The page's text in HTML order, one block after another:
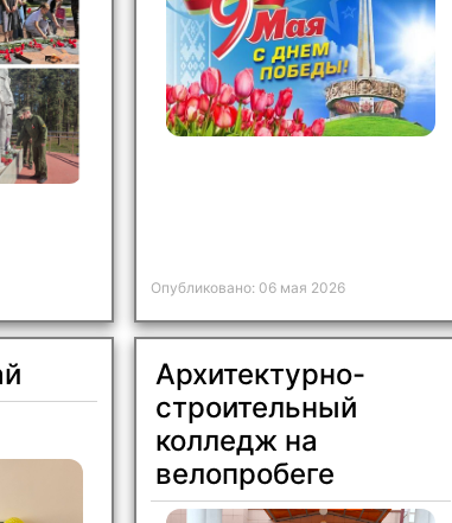
Опубликовано: 06 мая 2026
Архитектурно-
строительный
колледж на
велопробеге